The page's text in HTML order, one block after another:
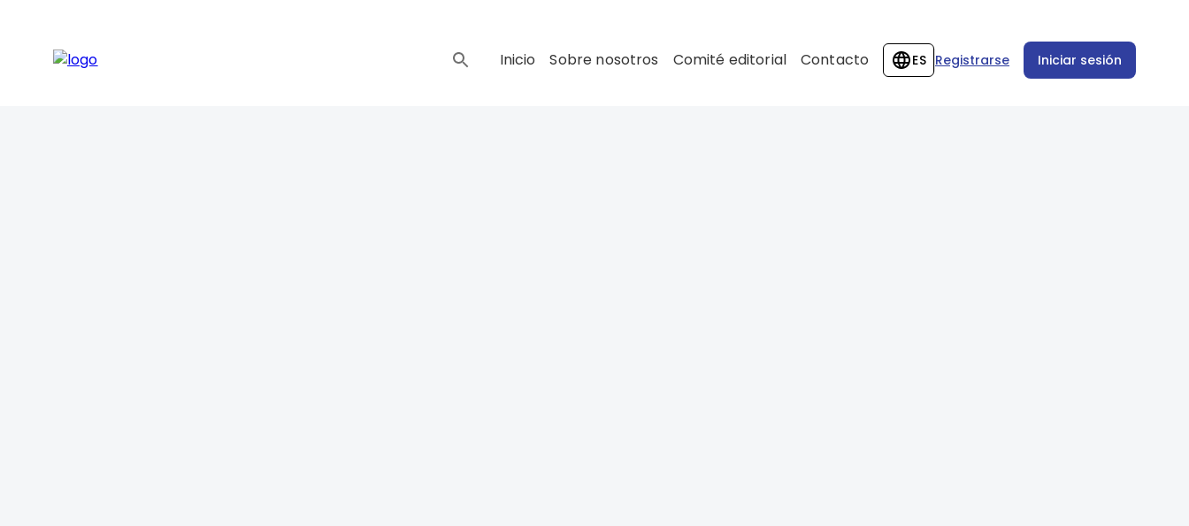
Inicio Sobre nosotros Comité editorial Contacto ES Registrarse Iniciar sesión